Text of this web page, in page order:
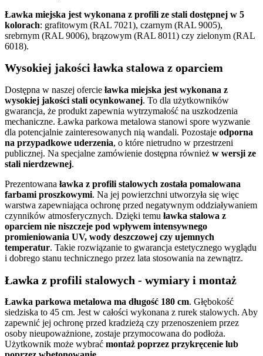
Ławka miejska jest wykonana z profili ze stali dostępnej w 5
kolorach: grafitowym (RAL 7021), czarnym (RAL 9005),
srebrnym (RAL 9006), brązowym (RAL 8011) czy zielonym (RAL
6018).
Wysokiej jakości ławka stalowa z oparciem
Dostępna w naszej ofercie ławka miejska jest wykonana z
wysokiej jakości stali ocynkowanej. To dla użytkowników
gwarancja, że produkt zapewnia wytrzymałość na uszkodzenia
mechaniczne. Ławka parkowa metalowa stanowi spore wyzwanie
dla potencjalnie zainteresowanych nią wandali. Pozostaje odporna
na przypadkowe uderzenia, o które nietrudno w przestrzeni
publicznej. Na specjalne zamówienie dostępna również w wersji ze
stali nierdzewnej.
Prezentowana ławka z profili stalowych została pomalowana
farbami proszkowymi. Na jej powierzchni utworzyła się więc
warstwa zapewniająca ochronę przed negatywnym oddziaływaniem
czynników atmosferycznych. Dzięki temu ławka stalowa z
oparciem nie niszczeje pod wpływem intensywnego
promieniowania UV, wody deszczowej czy ujemnych
temperatur. Takie rozwiązanie to gwarancja estetycznego wyglądu
i dobrego stanu technicznego przez lata stosowania na zewnątrz.
Ławka z profili stalowych - wymiary i montaż
Ławka parkowa metalowa ma długość 180 cm. Głębokość
siedziska to 45 cm. Jest w całości wykonana z rurek stalowych. Aby
zapewnić jej ochronę przed kradzieżą czy przenoszeniem przez
osoby nieupoważnione, zostaje przymocowana do podłoża.
Użytkownik może wybrać montaż poprzez przykręcenie lub